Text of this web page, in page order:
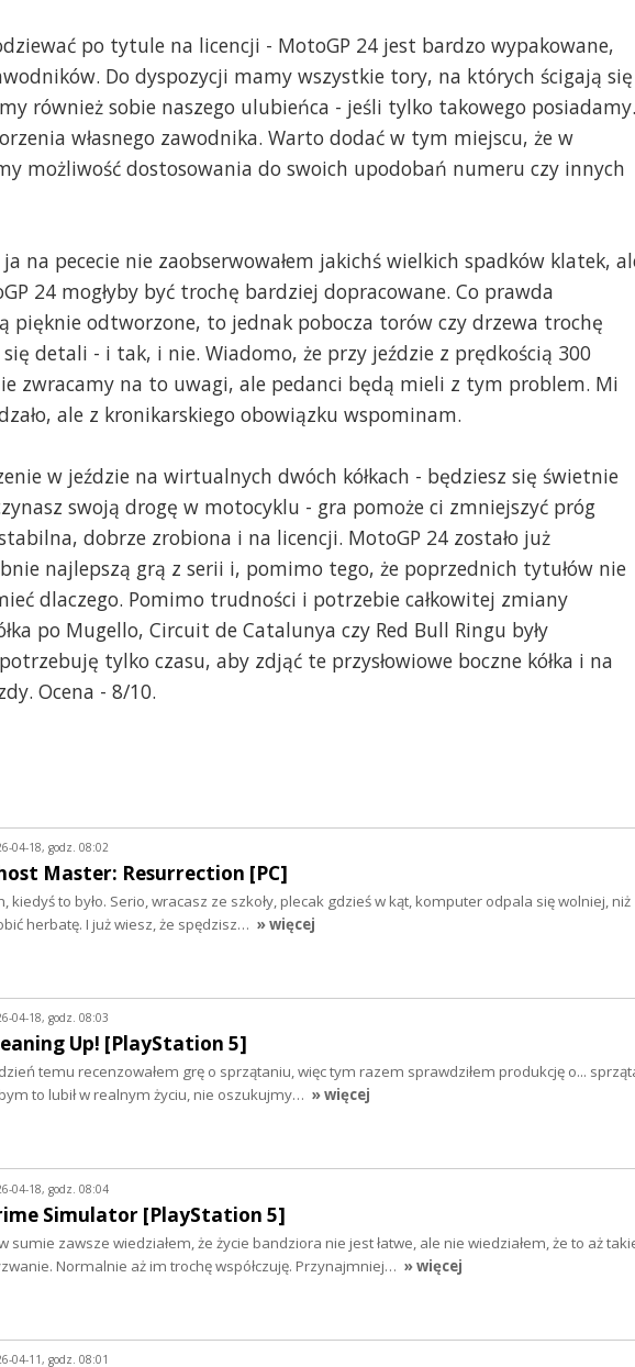
po tytule na licencji - MotoGP 24 jest bardzo wypakowane,
Do dyspozycji mamy wszystkie tory, na których ścigają się
również sobie naszego ulubieńca - jeśli tylko takowego posiadamy.
własnego zawodnika. Warto dodać w tym miejscu, że w
możliwość dostosowania do swoich upodobań numeru czy innych
na pececie nie zaobserwowałem jakichś wielkich spadków klatek,
24 mogłyby być trochę bardziej dopracowane. Co prawda
pięknie odtworzone, to jednak pobocza torów czy drzewa trochę
detali - i tak, i nie. Wiadomo, że przy jeździe z prędkością 300
zwracamy na to uwagi, ale pedanci będą mieli z tym problem. Mi
ale z kronikarskiego obowiązku wspominam.
w jeździe na wirtualnych dwóch kółkach - będziesz się świetnie
swoją drogę w motocyklu - gra pomoże ci zmniejszyć próg
dobrze zrobiona i na licencji. MotoGP 24 zostało już
najlepszą grą z serii i, pomimo tego, że poprzednich tytułów nie
dlaczego. Pomimo trudności i potrzebie całkowitej zmiany
po Mugello, Circuit de Catalunya czy Red Bull Ringu były
tylko czasu, aby zdjąć te przysłowiowe boczne kółka i na
Ocena - 8/10.
04-18, godz. 08:02
Master: Resurrection [PC]
kiedyś to było. Serio, wracasz ze szkoły, plecak gdzieś w kąt, komputer odpala się wolniej,
herbatę. I już wiesz, że spędzisz… » więcej
04-18, godz. 08:03
Up! [PlayStation 5]
temu recenzowałem grę o sprzątaniu, więc tym razem sprawdziłem produkcję o...
to lubił w realnym życiu, nie oszukujmy… » więcej
04-18, godz. 08:04
Simulator [PlayStation 5]
sumie zawsze wiedziałem, że życie bandziora nie jest łatwe, ale nie wiedziałem, że to aż
Normalnie aż im trochę współczuję. Przynajmniej… » więcej
04-11, godz. 08:01